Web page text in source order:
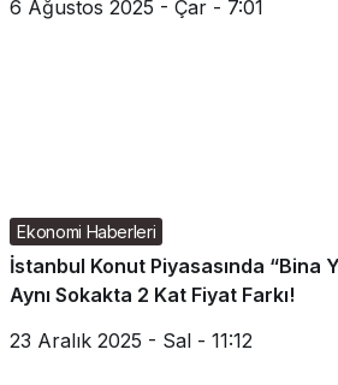
6 Ağustos 2025 - Çar - 7:01
Ekonomi Haberleri
İstanbul Konut Piyasasında “Bina
Aynı Sokakta 2 Kat Fiyat Farkı!
23 Aralık 2025 - Sal - 11:12